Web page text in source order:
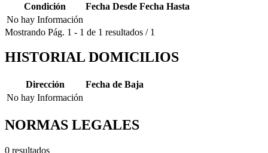
Condición Fecha Desde Fecha Hasta
No hay Información
Mostrando Pág. 1 - 1 de 1 resultados / 1
HISTORIAL DOMICILIOS
Dirección
Fecha de Baja
No hay Información
NORMAS LEGALES
0 resultados